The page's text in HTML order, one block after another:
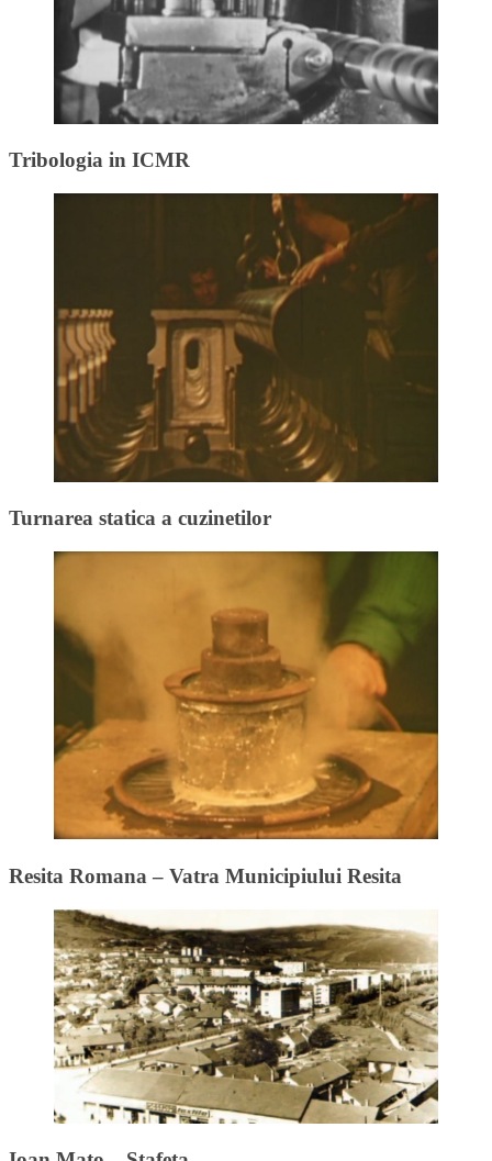
Tribologia in ICMR
Turnarea statica a cuzinetilor
Resita Romana – Vatra Municipiului Resita